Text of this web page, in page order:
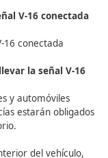
a la
normativa
sin